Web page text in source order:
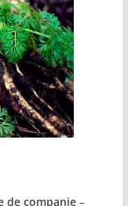
de companie–